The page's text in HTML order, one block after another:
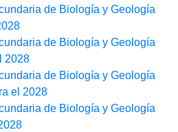
de Biología y Geología
de Biología y Geología
2028
de Biología y Geología
el 2028
de Biología y Geología